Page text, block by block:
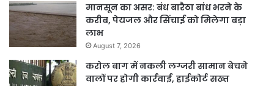
मानसून का असर: बंध बारैठा बांध भरने के
करीब, पेयजल और सिंचाई को मिलेगा बड़ा
लाभ
August 7, 2026
करोल बाग में नकली लग्जरी सामान बेचने
वालों पर होगी कार्रवाई, हाईकोर्ट सख्त